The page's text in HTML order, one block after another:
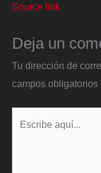
Source link
Deja un
Tu dirección de
campos obligatorios